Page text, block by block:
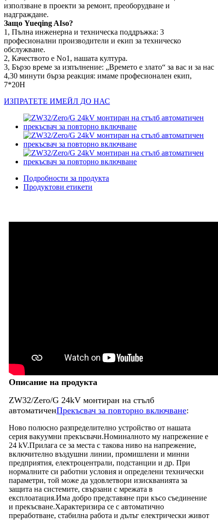
използване в проекти за ремонт, преоборудване и
надграждане.
Защо Yueqing AIso?
1, Пълна инженерна и техническа поддръжка: 3
професионални производители и екип за техническо
обслужване.
2, Качеството е No1, нашата култура.
3, Бързо време за изпълнение: „Времето е злато“ за вас и за нас
4,30 минути бърза реакция: имаме професионален екип,
7*20H
ИЗПРАТЕТЕ ИМЕЙЛ ДО НАС
Подробности за продукта
Продуктови етикети
Описание на продукта
ZW32/Zero/G 24kV монтиран на стълб
автоматиченПрекъсвач за повторно включване:
Ново полюсно разпределително устройство от нашата
серия вакуумни прекъсвачи.Номиналното му напрежение е
24 kV.Прилага се за места с такова ниво на напрежение,
включително въздушни линии, промишлени и минни
предприятия, електроцентрали, подстанции и др. При
нормалните си работни условия и определени технически
параметри, той може да удовлетвори изискванията за
защита на системите, свързани с мрежата в
експлоатация.Има добро представяне при късо съединение
и прекъсване.Характеризира се с автоматично
преработване, стабилна работа и дълъг електрически живот